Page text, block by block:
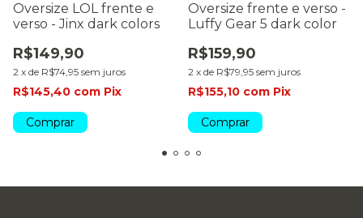
Oversize LOL frente e
verso - Jinx dark colors
R$149,90
2 x de R$74,95 sem juros
R$145,40 com Pix
Comprar
Oversize frente e verso -
Luffy Gear 5 dark color
R$159,90
2 x de R$79,95 sem juros
R$155,10 com Pix
Comprar